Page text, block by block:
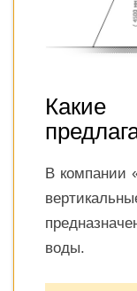
В компании
воды.